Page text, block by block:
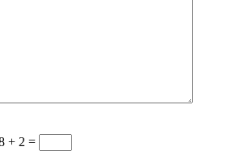
+ 2 =